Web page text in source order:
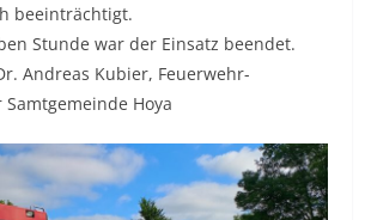
beeinträchtigt.
Stunde war der Einsatz beendet.
Andreas Kubier, Feuerwehr-
Samtgemeinde Hoya